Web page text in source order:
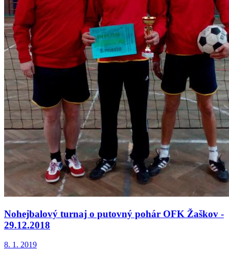
Nohejbalový turnaj o putovný pohár OFK Žaškov -
29.12.2018
8. 1. 2019